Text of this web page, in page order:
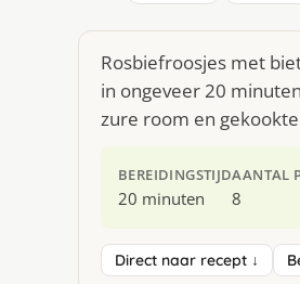
Rosbiefroosjes met
in ongeveer 20
zure room en
BEREIDINGSTIJD
20 minuten
AANTAL
8
Direct naar recept ↓